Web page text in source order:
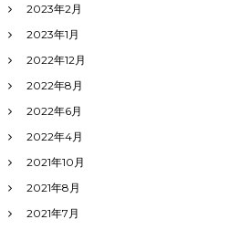
2023年2月
2023年1月
2022年12月
2022年8月
2022年6月
2022年4月
2021年10月
2021年8月
2021年7月